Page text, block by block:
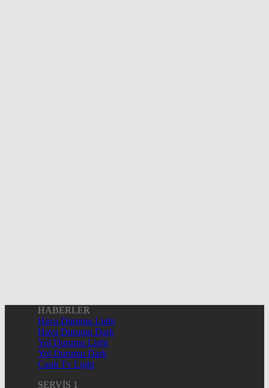
HABERLER
Hava Durumu Light
Hava Durumu Dark
Yol Durumu Light
Yol Durumu Dark
Canlı Tv Light
SERVİS 1